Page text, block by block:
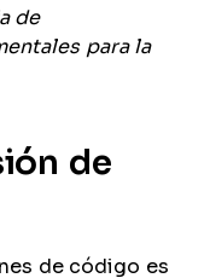
de
para la
de
de código es